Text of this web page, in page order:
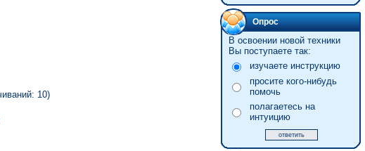
10)
Опрос
В освоении новой техники
Вы поступаете так:
изучаете инструкцию
просите кого-нибудь
помочь
полагаетесь на
интуицию